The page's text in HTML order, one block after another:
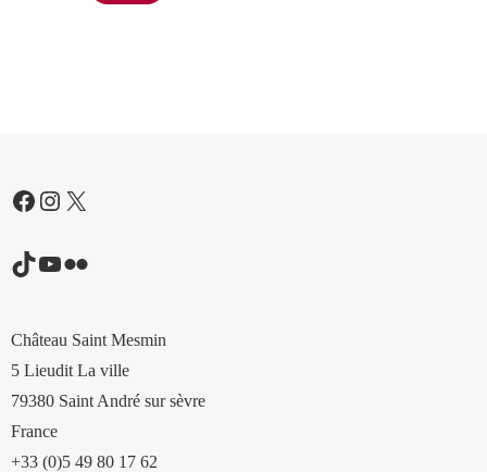
Facebook
Instagram
X
TikTok
YouTube
Flickr
Château Saint Mesmin
5 Lieudit La ville
79380 Saint André sur sèvre
France
+33 (0)5 49 80 17 62